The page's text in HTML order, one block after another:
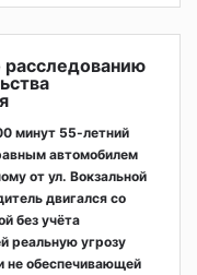
минут 55-летний
автомобилем
от ул. Вокзальной
двигался со
без учёта
реальную угрозу
не обеспечивающей